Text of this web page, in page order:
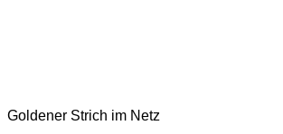
Goldener Strich im Netz